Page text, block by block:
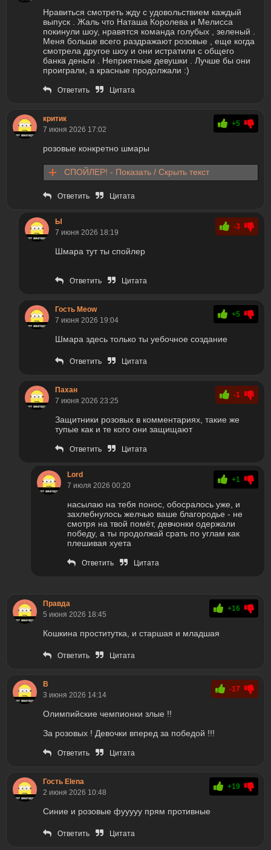
Нравиться смотреть жду с удовольствием каждый
выпуск . Жаль что Наташа Королева и Мелисса
покинули шоу, нравятся команда голубых , зеленый .
Меня больше всего раздражают розовые , еще когда
смотрела другое шоу и они истратили с общего
банка деньги . Неприятные девушки . Лучше бы они
проиграли, а красные продолжали :)
Ответить Цитата
критик
7 июня 2026 17:02
+5
розовые конкретно шмары
СПОЙЛЕР! - Показать / Скрыть текст
Ответить Цитата
Ы
7 июня 2026 18:19
-3
Шмара тут ты спойлер
Ответить Цитата
Гость Meow
7 июня 2026 19:04
+5
Шмара здесь только ты уебочное создание
Ответить Цитата
Пахан
7 июня 2026 23:25
-1
Защитники розовых в комментариях, такие же
тупые как и те кого они защищают
Ответить Цитата
Lord
7 июля 2026 00:20
+1
насылаю на тебя понос, обосралось уже, и
захлебнулось желчью ваше благородье - не
смотря на твой помёт, девчонки одержали
победу, а ты продолжай срать по углам как
плешивая хуета
Ответить Цитата
Правда
5 июня 2026 18:45
+16
Кошкина проститутка, и старшая и младшая
Ответить Цитата
В
3 июня 2026 14:14
-17
Олимпийские чемпионки злые !!
За розовых ! Девочки вперед за победой !!!
Ответить Цитата
Гость Elena
2 июня 2026 10:48
+19
Синие и розовые фууууу прям противные
Ответить Цитата